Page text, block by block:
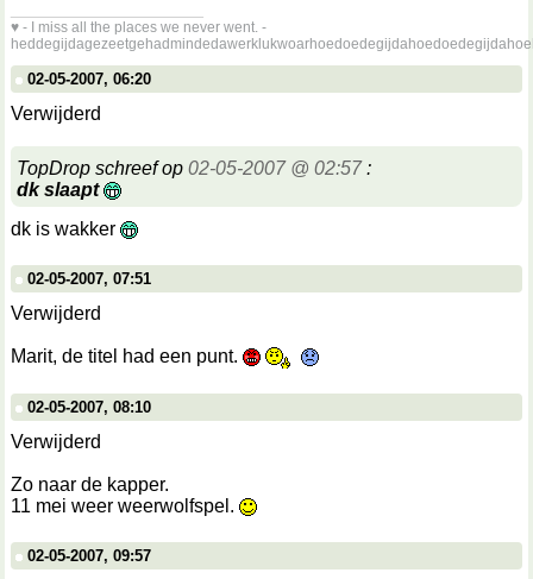
♥ - I miss all the places we never went. -
02-05-2007, 06:20
Verwijderd
TopDrop schreef op 02-05-2007 @ 02:57:
dk slaapt
dk is wakker
02-05-2007, 07:51
Verwijderd
Marit, de titel had een punt.
02-05-2007, 08:10
Verwijderd
Zo naar de kapper.
11 mei weer weerwolfspel.
02-05-2007, 09:57